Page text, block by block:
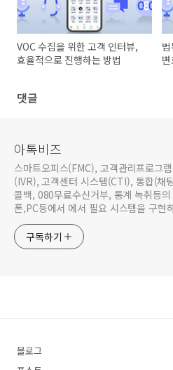
VOC 수집을 위한 고객 인터뷰,
효율적으로 진행하는 방법
댓글
아톡비즈
스마트오피스(FMC), 고객관리프로그
(IVR), 고객센터 시스템(CTI), 통합(채
콜백, 080무료수신거부, 통계 녹취등
폰,PC등에서 에서 필요 시스템을 구현
구독하기
블로그